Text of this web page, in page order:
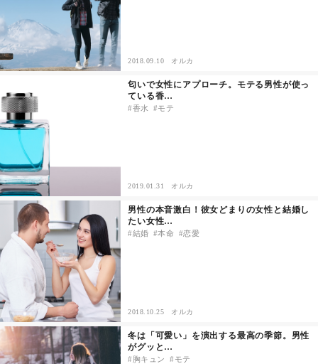
心の処方箋
カルチャー・トレンド・芸能
驚き
2018.09.10 オルカ
匂いで女性にアプローチ。モテる男性が使っ
ている香…
香水 モテ
2019.01.31 オルカ
男性の本音激白！彼女どまりの女性と結婚し
たい女性…
結婚 本命 恋愛
2018.10.25 オルカ
冬は「可愛い」を演出する最高の季節。男性
がグッと…
胸キュン モテ